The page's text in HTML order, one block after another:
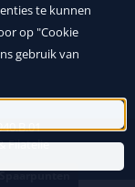
Filatelie
Spaarpunten
te kunnen
op "Cookie
gebruik van